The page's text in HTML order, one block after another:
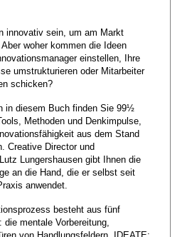
innovativ sein, um am Markt
woher kommen die Ideen
einstellen, Ihre
umstrukturieren oder Mitarbeiter
schicken?
in diesem Buch finden Sie 99½
Methoden und Denkimpulse,
aus dem Stand
Creative Director und
Lungershausen gibt Ihnen die
an die Hand, die er selbst seit
anwendet.
besteht aus fünf
die mentale Vorbereitung,